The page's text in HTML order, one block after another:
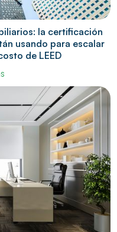
la certificación
usando para escalar
de LEED